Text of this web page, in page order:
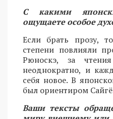
С какими
ощущаете особое
Если брать прозу,
степени повлияли
Рюноскэ, за
неоднократно, и
себя новое. В
был ориентиром
Ваши тексты